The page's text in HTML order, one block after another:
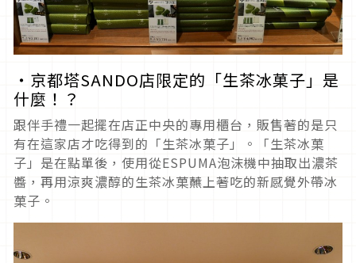
・京都塔SANDO店限定的「生茶冰菓子」是
什麼！？
跟伴手禮一起擺在店正中央的專用櫃台，販售著的是只
有在這家店才吃得到的「生茶冰菓子」。「生茶冰菓
子」是在點單後，使用從ESPUMA泡沫機中抽取出濃茶
醬，再用涼爽濃醇的生茶冰菓蘸上著吃的新感覺外帶冰
菓子。